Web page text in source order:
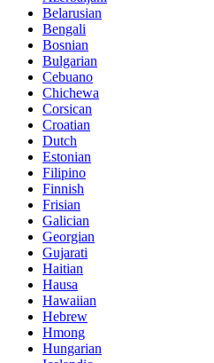
Belarusian
Bengali
Bosnian
Bulgarian
Cebuano
Chichewa
Corsican
Croatian
Dutch
Estonian
Filipino
Finnish
Frisian
Galician
Georgian
Gujarati
Haitian
Hausa
Hawaiian
Hebrew
Hmong
Hungarian